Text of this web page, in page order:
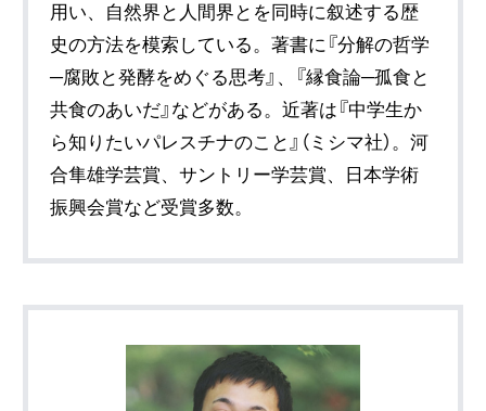
用い、自然界と人間界とを同時に叙述する歴
史の方法を模索している。著書に『分解の哲学
─腐敗と発酵をめぐる思考』、『縁食論─孤食と
共食のあいだ』などがある。近著は『中学生か
ら知りたいパレスチナのこと』（ミシマ社）。河
合隼雄学芸賞、サントリー学芸賞、日本学術
振興会賞など受賞多数。